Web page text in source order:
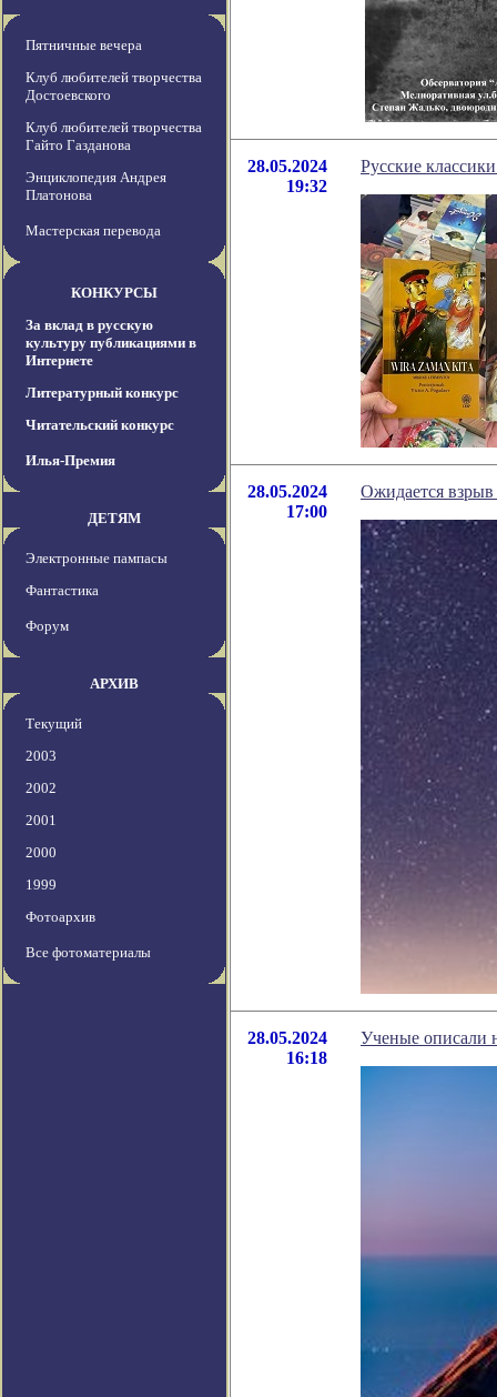
Пятничные вечера
Клуб любителей творчества
Достоевского
Клуб любителей творчества
Гайто Газданова
Энциклопедия Андрея
Платонова
Мастерская перевода
КОНКУРСЫ
За вклад в русскую
культуру публикациями в
Интернете
Литературный конкурс
Читательский конкурс
Илья-Премия
ДЕТЯМ
Электронные пампасы
Фантастика
Форум
АРХИВ
Текущий
2003
2002
2001
2000
1999
Фотоархив
Все фотоматериалы
28.05.2024
19:32
Русские
28.05.2024
17:00
Ожидается взрыв
28.05.2024
16:18
Ученые описали